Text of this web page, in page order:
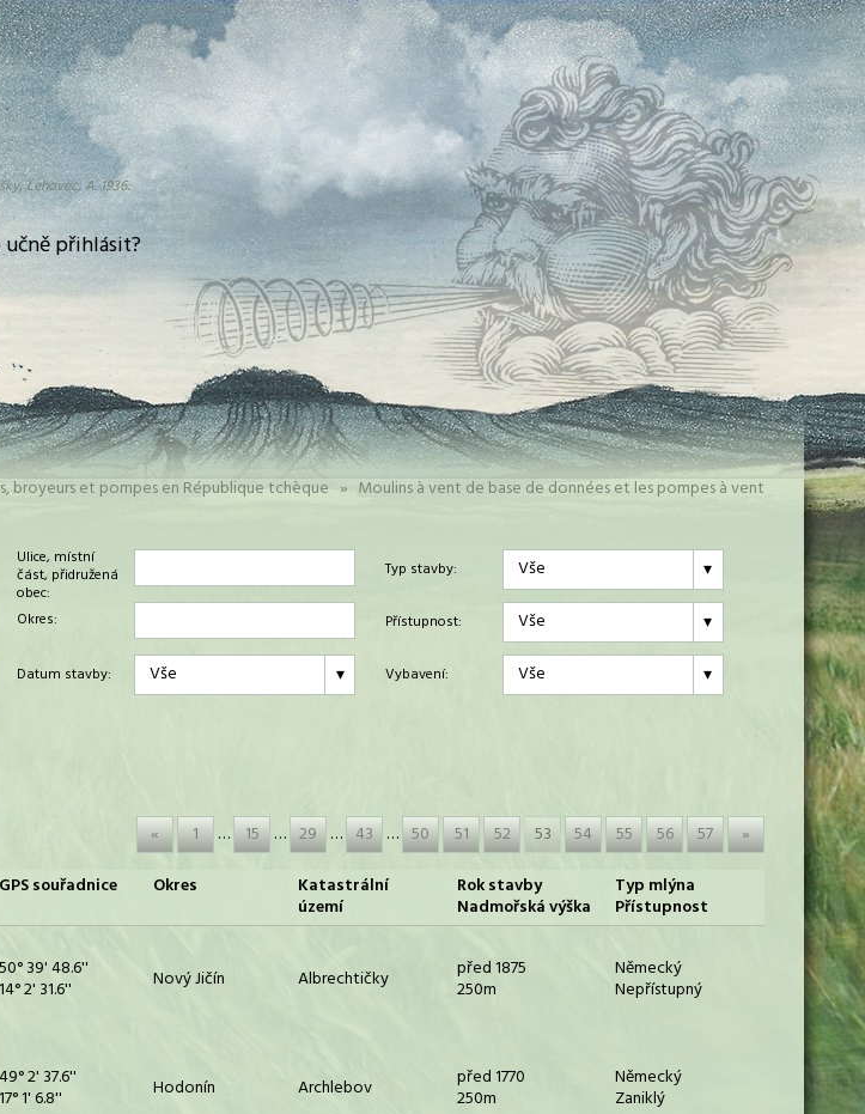
Lehovec, A. 1936:
učně přihlásit?
broyeurs et pompes en République tchèque » Moulins à vent de base de données et les pompes à vent
Ulice, místní
část, přidružená
obec:
Typ stavby: Vše
Okres: Přístupnost: Vše
Datum stavby: Vše Vybavení: Vše
«
1 … 15 … 29 … 43 … 50 51 52 53 54 55 56 57
»
GPS souřadnice Okres Katastrální
území
Rok stavby
Nadmořská výška
Typ mlýna
Přístupnost
50° 39' 48.6''
14° 2' 31.6'' Nový Jičín Albrechtičky před 1875
250m
Německý
Nepřístupný
49° 2' 37.6''
17° 1' 6.8'' Hodonín Archlebov před 1770
250m
Německý
Zaniklý